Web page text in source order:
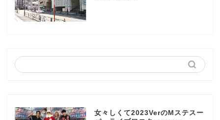
女々しくて2023VerのMステスー